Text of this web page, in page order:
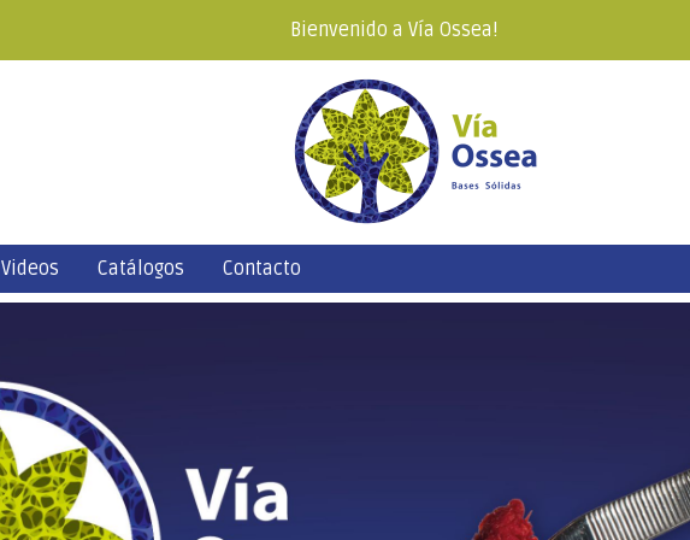
Bienvenido a Vía Ossea!
Videos Catálogos Contacto